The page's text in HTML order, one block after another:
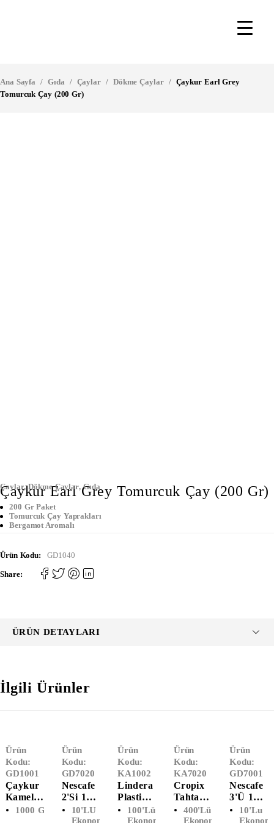
Ana Sayfa / Gıda / Çaylar / Dökme Çaylar / Çaykur Earl Grey
Tomurcuk Çay (200 Gr)
Çaylar,Dökme Çaylar,Gıda
Çaykur Earl Grey Tomurcuk Çay (200 Gr)
200 Gr Paket
Tomurcuk Çay Yaprakları
Bergamot Aromalı
Ürün Kodu: GD1040
Share:
ÜRÜN DETAYLARI
İlgili Ürünler
Ürün
Kodu:
GD1001
Çaykur
Kamelya
(1000
1000 Gr Paket
Ürün
Kodu:
GD7020
Nescafe
2'si 1
Arada
(10'LU)
10'LU
Ekonomik
Ürün
Kodu:
KA1002
Lindera
Plastik
Otomat
Bardağı
100'lü
Ekonomik
Ürün
Kodu:
KA7020
Cropix
Tahta
Karıştırı
Cı (10
400'lü
Ekonomik
Ürün
Kodu:
GD7001
Nescafe
3'ü 1
Arada
Original
10'lu